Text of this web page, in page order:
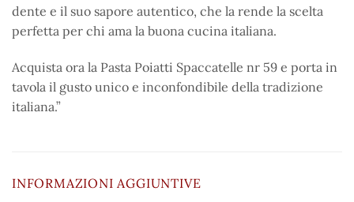
dente e il suo sapore autentico, che la rende la scelta
perfetta per chi ama la buona cucina italiana.
Acquista ora la Pasta Poiatti Spaccatelle nr 59 e porta in
tavola il gusto unico e inconfondibile della tradizione
italiana.”
INFORMAZIONI AGGIUNTIVE